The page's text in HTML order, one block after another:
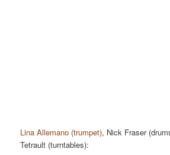
Lina Allemano (trumpet), Nick Fraser
Tetrault (turntables):